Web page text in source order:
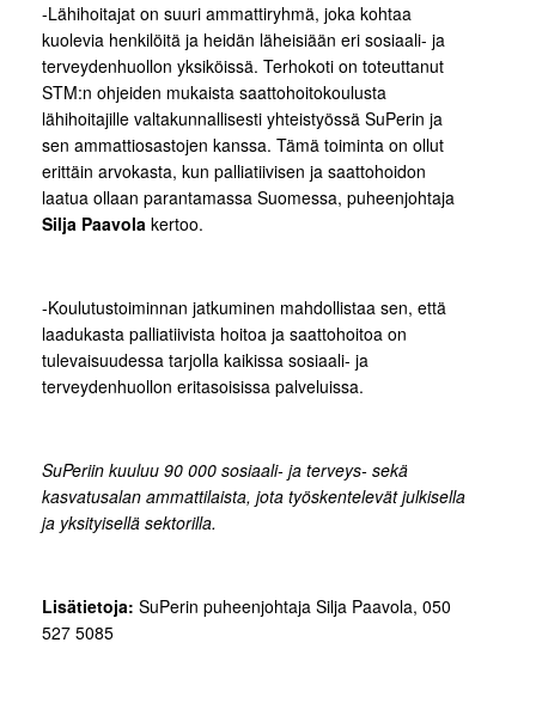
-Lähihoitajat on suuri ammattiryhmä, joka kohtaa
kuolevia henkilöitä ja heidän läheisiään eri sosiaali- ja
terveydenhuollon yksiköissä. Terhokoti on toteuttanut
STM:n ohjeiden mukaista saattohoitokoulusta
lähihoitajille valtakunnallisesti yhteistyössä SuPerin ja
sen ammattiosastojen kanssa. Tämä toiminta on ollut
erittäin arvokasta, kun palliatiivisen ja saattohoidon
laatua ollaan parantamassa Suomessa, puheenjohtaja
Silja Paavola kertoo.
-Koulutustoiminnan jatkuminen mahdollistaa sen, että
laadukasta palliatiivista hoitoa ja saattohoitoa on
tulevaisuudessa tarjolla kaikissa sosiaali- ja
terveydenhuollon eritasoisissa palveluissa.
SuPeriin kuuluu 90 000 sosiaali- ja terveys- sekä
kasvatusalan ammattilaista, jota työskentelevät julkisella
ja yksityisellä sektorilla.
Lisätietoja: SuPerin puheenjohtaja Silja Paavola, 050
527 5085